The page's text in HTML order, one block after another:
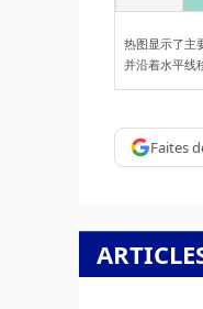
热图显示了主
并沿着水平线
Faites